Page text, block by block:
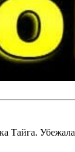
Убежала